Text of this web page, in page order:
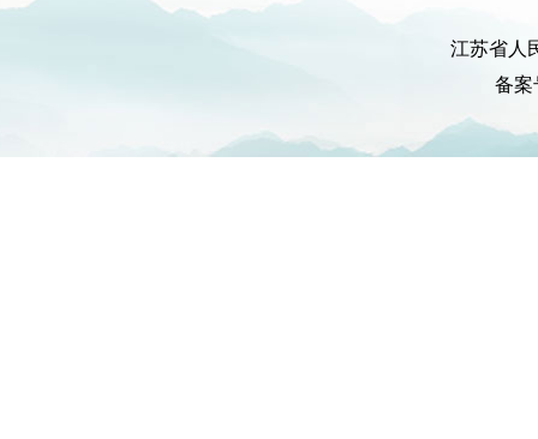
江苏省人
备案